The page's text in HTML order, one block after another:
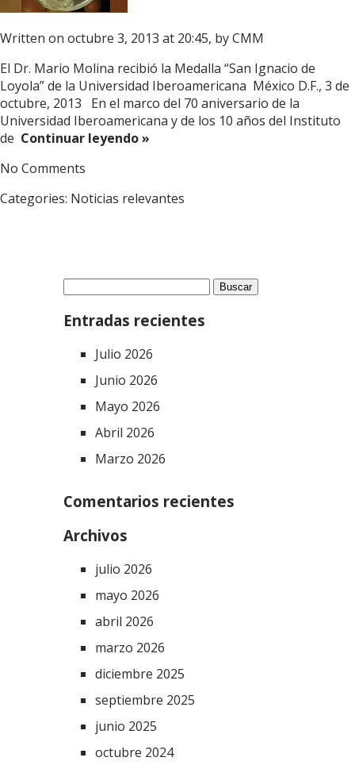
Written on octubre 3, 2013 at 20:45, byCMM
El Dr. Mario Molina recibió la Medalla “San Ignacio de
Loyola” de la Universidad Iberoamericana México D.F., 3 de
octubre, 2013 En el marco del 70 aniversario de la
Universidad Iberoamericana y de los 10 años del Instituto
de Continuar leyendo »
No Comments
Categories: Noticias relevantes
Buscar:
Entradas recientes
Julio 2026
Junio 2026
Mayo 2026
Abril 2026
Marzo 2026
Comentarios recientes
Archivos
julio 2026
mayo 2026
abril 2026
marzo 2026
diciembre 2025
septiembre 2025
junio 2025
octubre 2024